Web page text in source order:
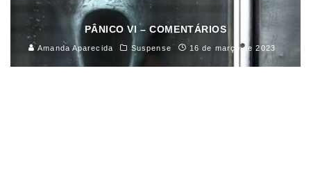
PÂNICO VI – COMENTÁRIOS
Amanda Aparecida Suspense 16 de março de 2023